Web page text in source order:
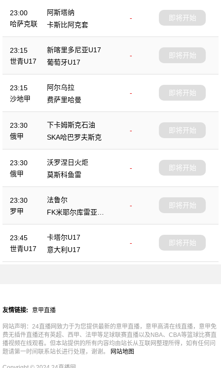
23:00
哈萨克联
阿斯塔纳
-
卡斯比阿克套
即将开始
23:15
世青U17
新喀里多尼亚U17
-
葡萄牙U17
即将开始
23:15
沙地甲
阿尔乌拉
-
费萨里哈曼
即将开始
23:30
俄甲
下卡姆斯克石油
-
SKA哈巴罗夫斯克
即将开始
23:30
俄甲
沃罗涅日火炬
-
莫斯科鱼雷
即将开始
23:30
罗甲
法鲁尔
-
FK米耶尔库雷亚丘
克
即将开始
23:45
世青U17
卡塔尔U17
-
意大利U17
即将开始
友情链接: 意甲直播
网站声明：24直播网致力于为您提供最新的意甲直播，意甲高清在线直播，意甲免
费无插件直播还有英超、西甲、法甲等足球联赛直播以及NBA、CBA等篮球比赛直
播视频在线观看。但本站提供的所有内容均由站长从互联网整理所得，如有任何问
题请第一时间联系站长进行处理，谢谢。
网站地图